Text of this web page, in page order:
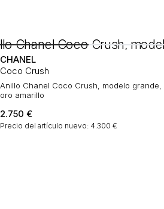
CHANEL
Coco Crush
Anillo Chanel Coco Crush, modelo grande,
oro amarillo
2.750 €
Precio del artículo nuevo: 4.300 €